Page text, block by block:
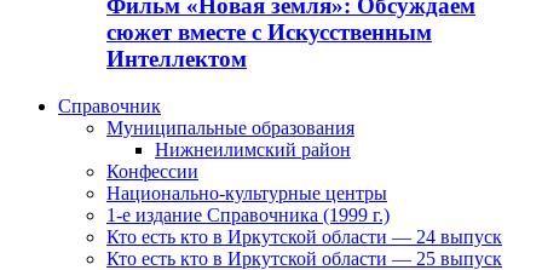
Фильм «Новая земля»: Обсуждаем
сюжет вместе с Искусственным
Интеллектом
Справочник
Муниципальные образования
Нижнеилимский район
Конфессии
Национально-культурные центры
1-е издание Справочника (1999 г.)
Кто есть кто в Иркутской области — 24 выпуск
Кто есть кто в Иркутской области — 25 выпуск